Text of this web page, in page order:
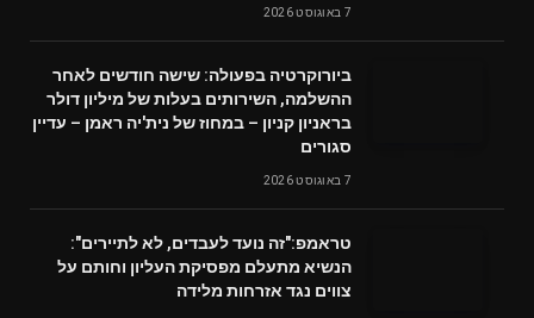
7 באוגוסט 2026
ביורוקרטיה בפעולה: שישה חודשים לאחר
ההשלמה, השירותים בעלות של מיליון דולר
בראניון קניון – במחוז של נית'יה ראמן – עדיין
סגורים
7 באוגוסט 2026
טראמפ:"זה נועד לעבדים, לא לתיירים":
הנשיא מתעלם מפסיקת העליון וחותם על
צווים נגד אזרחות מלידה